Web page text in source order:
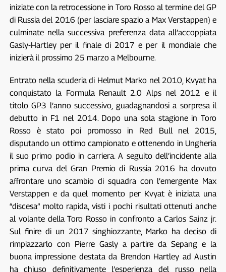
iniziate con la retrocessione in Toro Rosso al termine del GP
di Russia del 2016 (per lasciare spazio a Max Verstappen) e
culminate nella successiva preferenza data all’accoppiata
Gasly-Hartley per il finale di 2017 e per il mondiale che
inizierà il prossimo 25 marzo a Melbourne.
Entrato nella scuderia di Helmut Marko nel 2010, Kvyat ha
conquistato la Formula Renault 2.0 Alps nel 2012 e il
titolo GP3 l’anno successivo, guadagnandosi a sorpresa il
debutto in F1 nel 2014. Dopo una sola stagione in Toro
Rosso è stato poi promosso in Red Bull nel 2015,
disputando un ottimo campionato e ottenendo in Ungheria
il suo primo podio in carriera. A seguito dell’incidente alla
prima curva del Gran Premio di Russia 2016 ha dovuto
affrontare uno scambio di squadra con l’emergente Max
Verstappen e da quel momento per Kvyat è iniziata una
“discesa” molto rapida, visti i pochi risultati ottenuti anche
al volante della Toro Rosso in confronto a Carlos Sainz jr.
Sul finire di un 2017 singhiozzante, Marko ha deciso di
rimpiazzarlo con Pierre Gasly a partire da Sepang e la
buona impressione destata da Brendon Hartley ad Austin
ha chiuso definitivamente l’esperienza del russo nella